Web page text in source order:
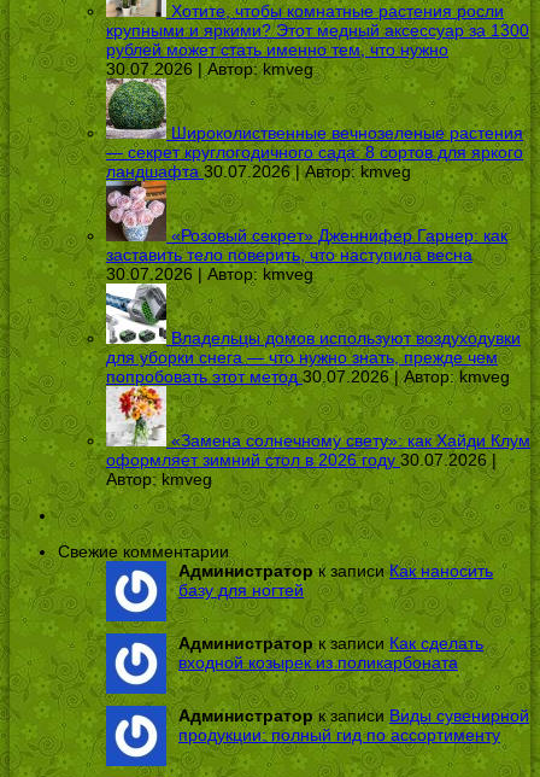
Хотите, чтобы комнатные растения росли
крупными и яркими? Этот медный аксессуар за 1300
рублей может стать именно тем, что нужно
30.07.2026 | Автор:kmveg
Широколиственные вечнозеленые растения
— секрет круглогодичного сада: 8 сортов для яркого
ландшафта 30.07.2026 | Автор: kmveg
«Розовый секрет» Дженнифер Гарнер: как
заставить тело поверить, что наступила весна
30.07.2026 | Автор: kmveg
Владельцы домов используют воздуходувки
для уборки снега — что нужно знать, прежде чем
попробовать этот метод 30.07.2026 | Автор:kmveg
«Замена солнечному свету»: как Хайди Клум
оформляет зимний стол в 2026 году 30.07.2026 |
Автор:kmveg
Свежие комментарии
Администратор к записиКак наносить
базу для ногтей
Администраторк записи Как сделать
входной козырек из поликарбоната
Администраторк записи Виды сувенирной
продукции: полный гид по ассортименту